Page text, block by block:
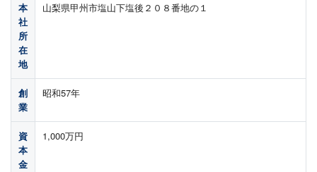
本
社
所
在
地
山梨県甲州市塩山下塩後２０８番地の１
創
業
昭和57年
資
本
金
1,000万円